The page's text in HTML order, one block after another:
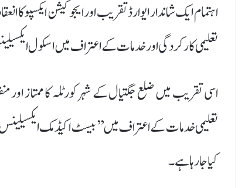
اہتمام ایک شاندار ایوارڈ تقریب اور ایجوکیشن ایکسپو
تعلیمی کارکردگی اور خدمات کے اعتراف میں اسکول
اسی تقریب میں ضلع جگتیال کے شہر کورٹلہ کا ممتاز اور
تعلیمی خدمات کے اعتراف میں ’’بیسٹ اکیڈمک
کیا جا رہا ہے۔